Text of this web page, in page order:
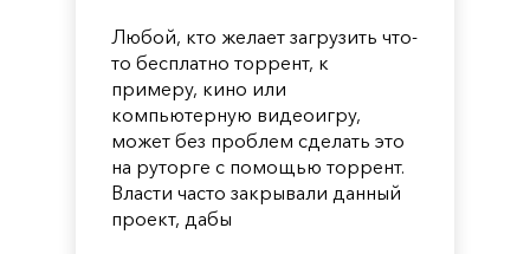
Любой, кто желает загрузить что-
то бесплатно торрент, к
примеру, кино или
компьютерную видеоигру,
может без проблем сделать это
на руторге с помощью торрент.
Власти часто закрывали данный
проект, дабы